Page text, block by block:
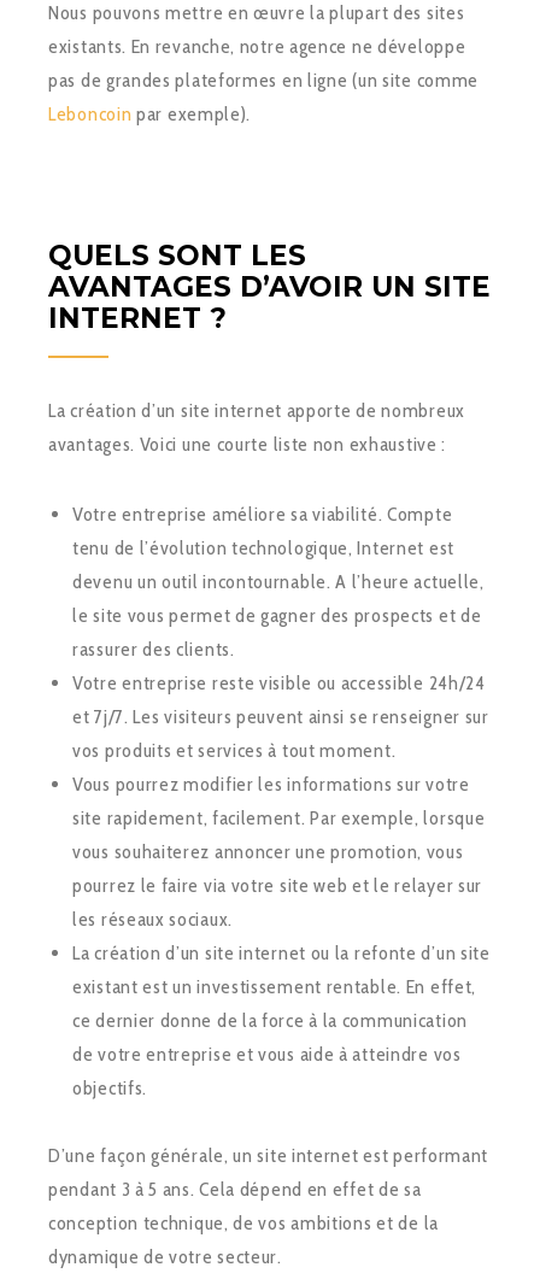
Nous pouvons mettre en œuvre la plupart des sites
existants. En revanche, notre agence ne développe
pas de grandes plateformes en ligne (un site comme
Leboncoin par exemple).
QUELS SONT LES
AVANTAGES D’AVOIR UN SITE
INTERNET ?
La création d’un site internet apporte de nombreux
avantages. Voici une courte liste non exhaustive :
Votre entreprise améliore sa viabilité. Compte
tenu de l’évolution technologique, Internet est
devenu un outil incontournable. A l’heure actuelle,
le site vous permet de gagner des prospects et de
rassurer des clients.
Votre entreprise reste visible ou accessible 24h/24
et 7j/7. Les visiteurs peuvent ainsi se renseigner sur
vos produits et services à tout moment.
Vous pourrez modifier les informations sur votre
site rapidement, facilement. Par exemple, lorsque
vous souhaiterez annoncer une promotion, vous
pourrez le faire via votre site web et le relayer sur
les réseaux sociaux.
La création d’un site internet ou la refonte d’un site
existant est un investissement rentable. En effet,
ce dernier donne de la force à la communication
de votre entreprise et vous aide à atteindre vos
objectifs.
D’une façon générale, un site internet est performant
pendant 3 à 5 ans. Cela dépend en effet de sa
conception technique, de vos ambitions et de la
dynamique de votre secteur.